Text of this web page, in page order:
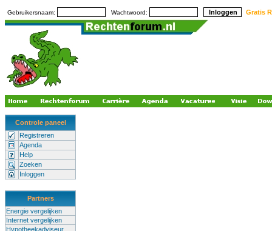
Gebruikersnaam: Wachtwoord: Gratis
Controle paneel
Registreren
Agenda
Help
Zoeken
Inloggen
Partners
Energie vergelijken
Internet vergelijken
Hypotheekadviseur